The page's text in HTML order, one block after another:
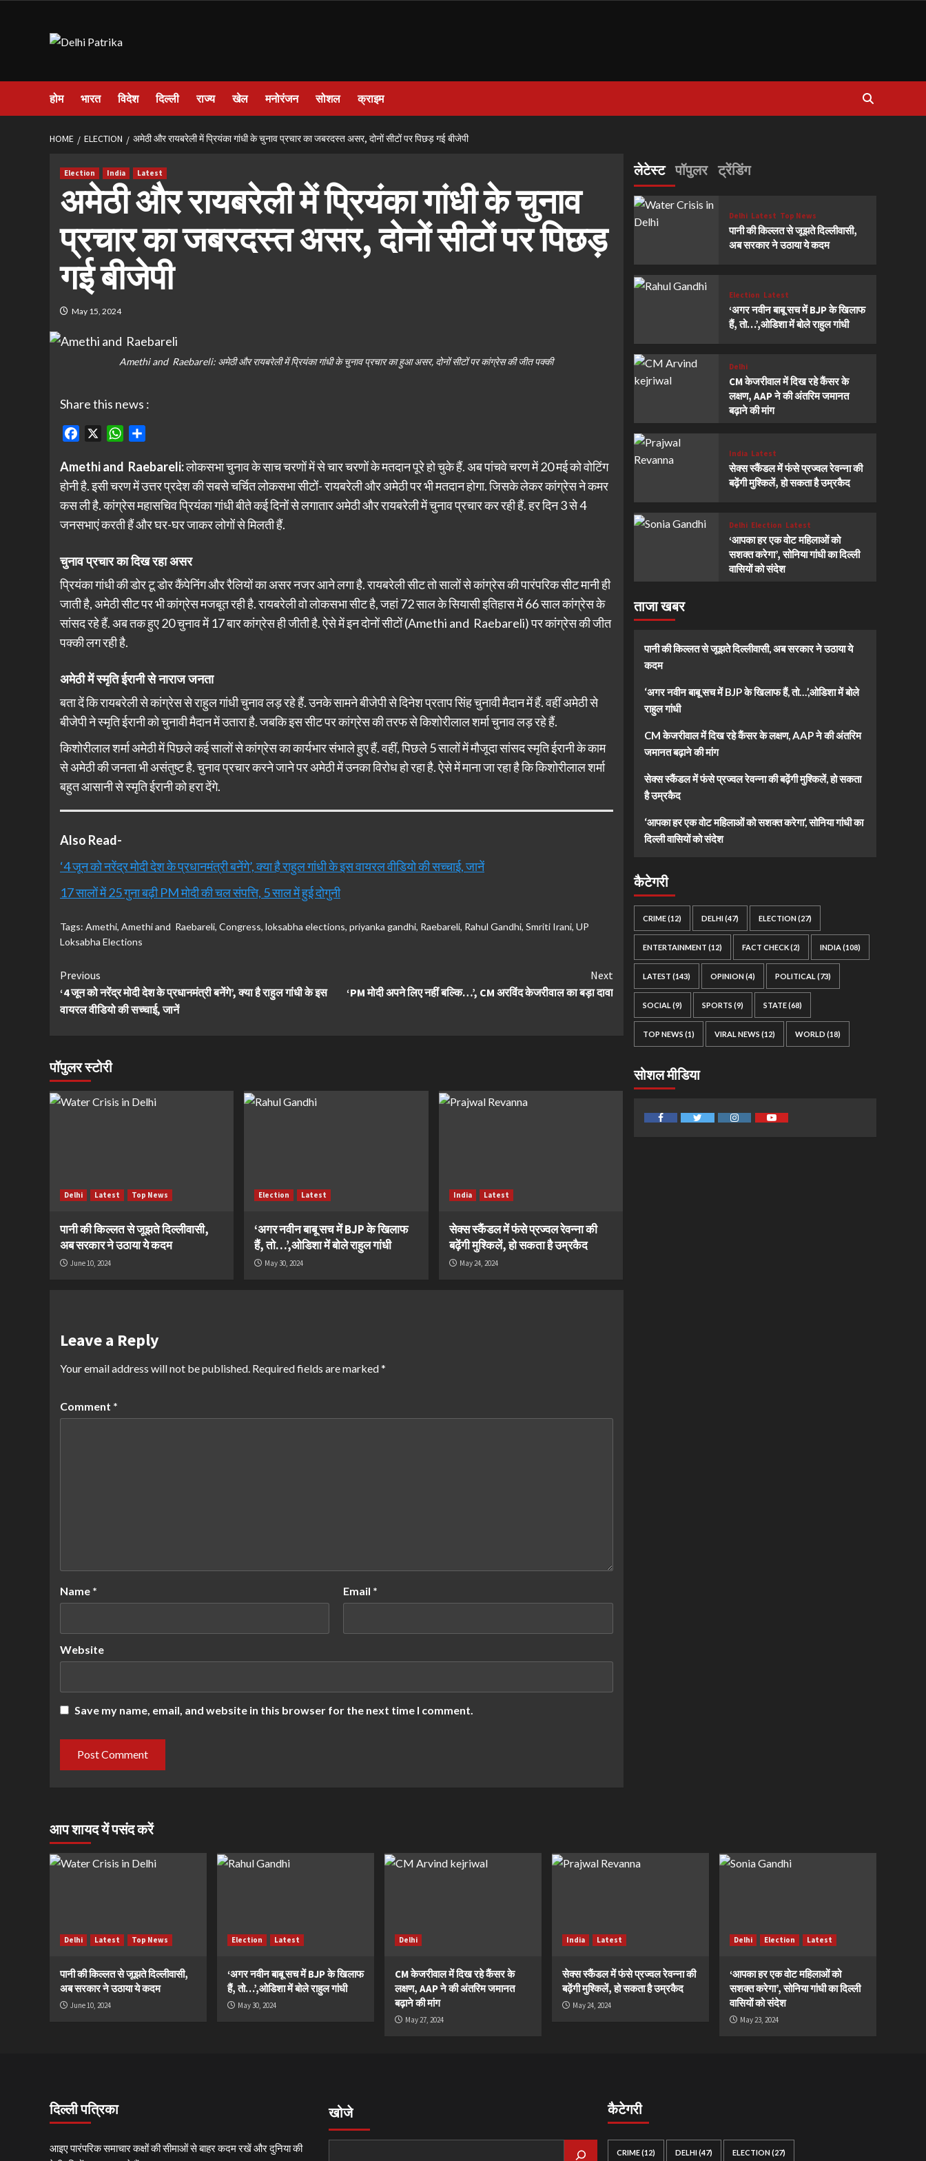
होम भारत विदेश दिल्ली राज्य खेल मनोरंजन सोशल क्राइम
HOME ELECTION अमेठी और रायबरेली में प्रियंका गांधी के चुनाव प्रचार का जबरदस्त असर, दोनों सीटों पर पिछड़ गई बीजेपी
Election India Latest
अमेठी और रायबरेली में प्रियंका गांधी के चुनाव
प्रचार का जबरदस्त असर, दोनों सीटों पर पिछड़
गई बीजेपी
May 15, 2024
Amethi and Raebareli: अमेठी और रायबरेली में प्रियंका गांधी के चुनाव प्रचार का हुआ असर, दोनों सीटों पर कांग्रेस की जीत पक्की
Share this news :
Facebook WhatsApp
Amethi and Raebareli:लोकसभा चुनाव के साच चरणों में से चार चरणों के मतदान पूरे हो चुके हैं. अब पांचवे चरण में 20 मई को वोटिंग
होनी है. इसी चरण में उत्तर प्रदेश की सबसे चर्चित लोकसभा सीटों- रायबरेली और अमेठी पर भी मतदान होगा. जिसके लेकर कांग्रेस ने कमर
कस ली है. कांग्रेस महासचिव प्रियंका गांधी बीते कई दिनों से लगातार अमेठी और रायबरेली में चुनाव प्रचार कर रही हैं. हर दिन 3 से 4
जनसभाएं करती हैं और घर-घर जाकर लोगों से मिलती हैं.
चुनाव प्रचार का दिख रहा असर
प्रियंका गांधी की डोर टू डोर कैंपेनिंग और रैलियों का असर नजर आने लगा है. रायबरेली सीट तो सालों से कांग्रेस की पारंपरिक सीट मानी ही
जाती है, अमेठी सीट पर भी कांग्रेस मजबूत रही है. रायबरेली वो लोकसभा सीट है, जहां 72 साल के सियासी इतिहास में 66 साल कांग्रेस के
सांसद रहे हैं. अब तक हुए 20 चुनाव में 17 बार कांग्रेस ही जीती है. ऐसे में इन दोनों सीटों (Amethi and Raebareli) पर कांग्रेस की जीत
पक्की लग रही है.
अमेठी में स्मृति ईरानी से नाराज जनता
बता दें कि रायबरेली से कांग्रेस से राहुल गांधी चुनाव लड़ रहे हैं. उनके सामने बीजेपी से दिनेश प्रताप सिंह चुनावी मैदान में हैं. वहीं अमेठी से
बीजेपी ने स्मृति ईरानी को चुनावी मैदान में उतारा है. जबकि इस सीट पर कांग्रेस की तरफ से किशोरीलाल शर्मा चुनाव लड़ रहे हैं.
किशोरीलाल शर्मा अमेठी में पिछले कई सालों से कांग्रेस का कार्यभार संभाले हुए हैं. वहीं, पिछले 5 सालों में मौजूदा सांसद स्मृति ईरानी के काम
से अमेठी की जनता भी असंतुष्ट है. चुनाव प्रचार करने जाने पर अमेठी में उनका विरोध हो रहा है. ऐसे में माना जा रहा है कि किशोरीलाल शर्मा
बहुत आसानी से स्मृति ईरानी को हरा देंगे.
Also Read-
‘4 जून को नरेंद्र मोदी देश के प्रधानमंत्री बनेंगे’, क्या है राहुल गांधी के इस वायरल वीडियो की सच्चाई, जानें
17 सालों में 25 गुना बढ़ी PM मोदी की चल संपत्ति, 5 साल में हुई दोगुनी
Tags: Amethi, Amethi and Raebareli, Congress, loksabha elections, priyanka gandhi, Raebareli, Rahul Gandhi, Smriti Irani, UP
Loksabha Elections
Continue
Reading
Previous
‘4 जून को नरेंद्र मोदी देश के प्रधानमंत्री बनेंगे’, क्या है राहुल गांधी के इस
वायरल वीडियो की सच्चाई, जानें
Next
‘PM मोदी अपने लिए नहीं बल्कि…’, CM अरविंद केजरीवाल का बड़ा दावा
पॉपुलर स्टोरी
Delhi Latest Top News
पानी की किल्लत से जूझते दिल्लीवासी,
अब सरकार ने उठाया ये कदम
June 10, 2024
Election Latest
‘अगर नवीन बाबू सच में BJP के खिलाफ
हैं, तो…’,ओडिशा में बोले राहुल गांधी
May 30, 2024
India Latest
सेक्स स्कैंडल में फंसे प्रज्वल रेवन्ना की
बढ़ेंगी मुश्किलें, हो सकता है उम्रकैद
May 24, 2024
Leave a Reply
Your email address will not be published. Required fields are marked*
Comment *
Name * Email *
Website
Save my name, email, and website in this browser for the next time I comment.
लेटेस्ट पॉपुलर ट्रेंडिंग
Delhi Latest Top News
पानी की किल्लत से जूझते दिल्लीवासी,
अब सरकार ने उठाया ये कदम
Election Latest
‘अगर नवीन बाबू सच में BJP के खिलाफ
हैं, तो…’,ओडिशा में बोले राहुल गांधी
Delhi
CM केजरीवाल में दिख रहे कैंसर के
लक्षण, AAP ने की अंतरिम जमानत
बढ़ाने की मांग
India Latest
सेक्स स्कैंडल में फंसे प्रज्वल रेवन्ना की
बढ़ेंगी मुश्किलें, हो सकता है उम्रकैद
Delhi Election Latest
‘आपका हर एक वोट महिलाओं को
सशक्त करेगा’, सोनिया गांधी का दिल्ली
वासियों को संदेश
ताजा खबर
पानी की किल्लत से जूझते दिल्लीवासी, अब सरकार ने उठाया ये
कदम
‘अगर नवीन बाबू सच में BJP के खिलाफ हैं, तो…’,ओडिशा में बोले
राहुल गांधी
CM केजरीवाल में दिख रहे कैंसर के लक्षण, AAP ने की अंतरिम
जमानत बढ़ाने की मांग
सेक्स स्कैंडल में फंसे प्रज्वल रेवन्ना की बढ़ेंगी मुश्किलें, हो सकता
है उम्रकैद
‘आपका हर एक वोट महिलाओं को सशक्त करेगा’, सोनिया गांधी का
दिल्ली वासियों को संदेश
कैटेगरी
CRIME(12) DELHI(47) ELECTION(27)
ENTERTAINMENT (12) FACT CHECK(2) INDIA(108)
LATEST (143) OPINION(4) POLITICAL (73)
SOCIAL (9) SPORTS (9) STATE(68)
TOP NEWS (1) VIRAL NEWS (12) WORLD (18)
सोशल मीडिया
FacebookTwitter InstagramYoutube
आप शायद यें पसंद करें
Delhi Latest Top News
पानी की किल्लत से जूझते दिल्लीवासी,
अब सरकार ने उठाया ये कदम
June 10, 2024
Election Latest
‘अगर नवीन बाबू सच में BJP के खिलाफ
हैं, तो…’,ओडिशा में बोले राहुल गांधी
May 30, 2024
Delhi
CM केजरीवाल में दिख रहे कैंसर के
लक्षण, AAP ने की अंतरिम जमानत
बढ़ाने की मांग
May 27, 2024
India Latest
सेक्स स्कैंडल में फंसे प्रज्वल रेवन्ना की
बढ़ेंगी मुश्किलें, हो सकता है उम्रकैद
May 24, 2024
Delhi Election Latest
‘आपका हर एक वोट महिलाओं को
सशक्त करेगा’, सोनिया गांधी का दिल्ली
वासियों को संदेश
May 23, 2024
दिल्ली पत्रिका
आइए पारंपरिक समाचार कक्षों की सीमाओं से बाहर कदम रखें और दुनिया की
खोजे कैटेगरी
CRIME(12) DELHI(47) ELECTION(27)